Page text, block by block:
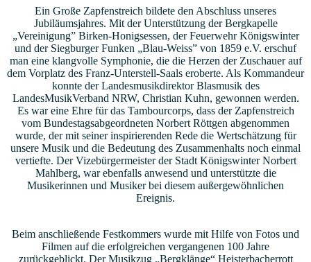
Ein Große Zapfenstreich bildete den Abschluss unseres
Jubiläumsjahres. Mit der Unterstützung der Bergkapelle
„Vereinigung” Birken-Honigsessen, der Feuerwehr Königswinter
und der Siegburger Funken „Blau-Weiss” von 1859 e.V. erschuf
man eine klangvolle Symphonie, die die Herzen der Zuschauer auf
dem Vorplatz des Franz-Unterstell-Saals eroberte. Als Kommandeur
konnte der Landesmusikdirektor Blasmusik des
LandesMusikVerband NRW, Christian Kuhn, gewonnen werden.
Es war eine Ehre für das Tambourcorps, dass der Zapfenstreich
vom Bundestagsabgeordneten Norbert Röttgen abgenommen
wurde, der mit seiner inspirierenden Rede die Wertschätzung für
unsere Musik und die Bedeutung des Zusammenhalts noch einmal
vertiefte. Der Vizebürgermeister der Stadt Königswinter Norbert
Mahlberg, war ebenfalls anwesend und unterstützte die
Musikerinnen und Musiker bei diesem außergewöhnlichen
Ereignis.
Beim anschließende Festkommers wurde mit Hilfe von Fotos und
Filmen auf die erfolgreichen vergangenen 100 Jahre
zurückgeblickt. Der Musikzug „Bergklänge“ Heisterbacherrott